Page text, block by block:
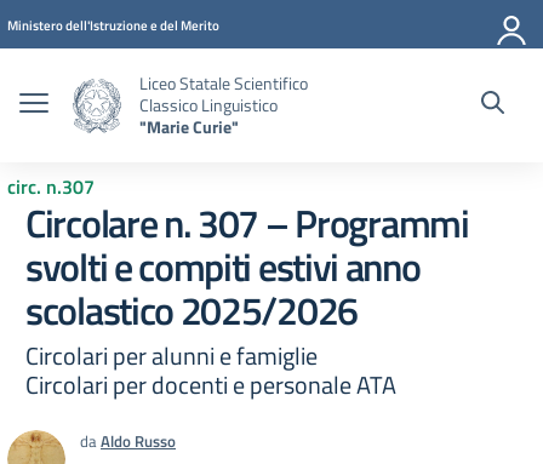
Vai ai contenuti
Vai al menu di navigazione
Vai al footer
Ministero dell'Istruzione e del Merito
Liceo Statale Scientifico
Classico Linguistico
"Marie Curie"
circ. n.307
Circolare n. 307 – Programmi
svolti e compiti estivi anno
scolastico 2025/2026
Circolari per alunni e famiglie
Circolari per docenti e personale ATA
daAldo Russo